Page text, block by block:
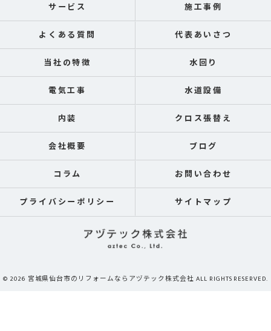
サービス 施工事例
よくある質問 代表あいさつ
当社の特徴 水回り
電気工事 水道設備
内装 クロス張替え
会社概要 ブログ
コラム お問い合わせ
プライバシーポリシー サイトマップ
© 2026 宮城県仙台市のリフォームならアヅテック株式会社 ALL RIGHTS RESERVED.